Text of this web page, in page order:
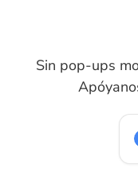
Sin pop-ups